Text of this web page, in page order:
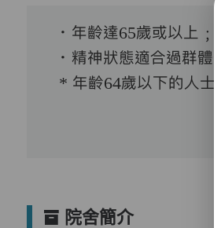
．年齡達65歲或以上﹔
．精神狀態適合過群體生
* 年齡64歲以下的人士
院舍簡介